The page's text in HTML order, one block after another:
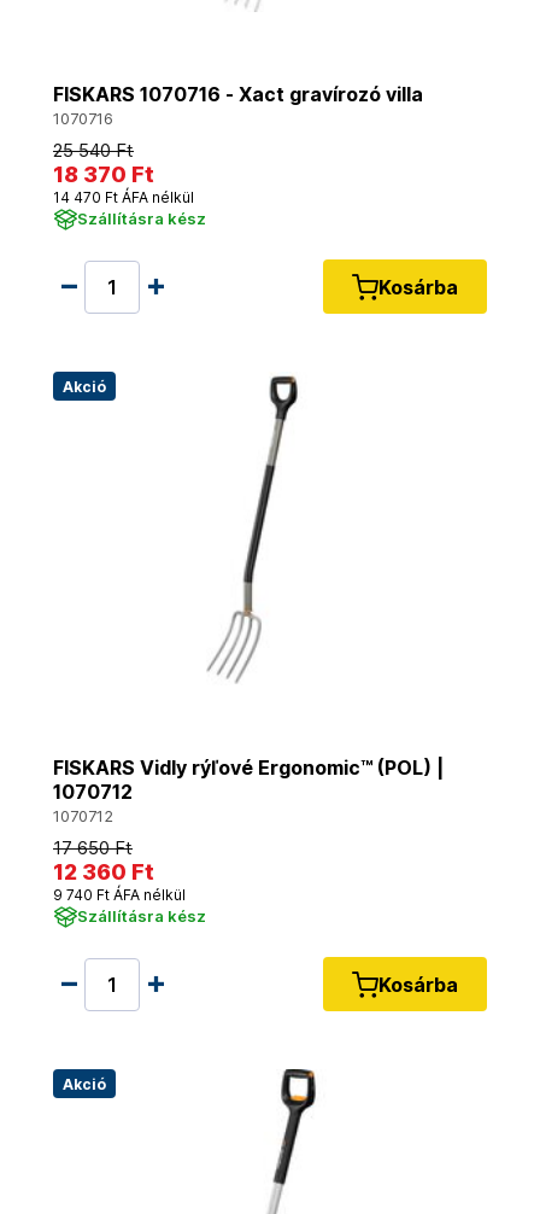
FISKARS 1070716 - Xact gravírozó villa
1070716
25 540 Ft
18 370 Ft
14 470 Ft ÁFA nélkül
Szállításra kész
Kosárba
Akció
FISKARS Vidly rýľové Ergonomic™ (POL) |
1070712
1070712
17 650 Ft
12 360 Ft
9 740 Ft ÁFA nélkül
Szállításra kész
Kosárba
Akció